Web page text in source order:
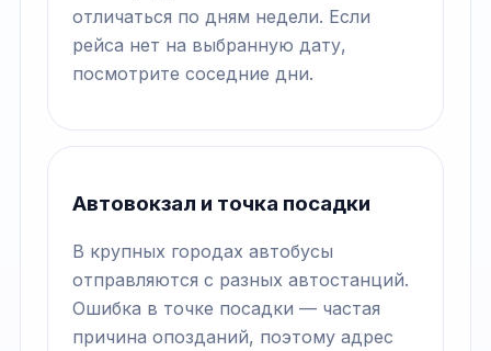
отличаться по дням недели. Если
рейса нет на выбранную дату,
посмотрите соседние дни.
Автовокзал и точка посадки
В крупных городах автобусы
отправляются с разных автостанций.
Ошибка в точке посадки — частая
причина опозданий, поэтому адрес